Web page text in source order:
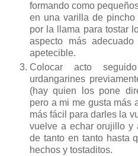
formando como
en una varilla de pincho
por la llama para tostar
aspecto más
apetecible.
Colocar acto
urdangarines
(hay quien los pone
pero a mi me gusta más
más fácil para darles la
vuelve a echar orujillo y
de tanto en tanto hasta
hechos y tostaditos.